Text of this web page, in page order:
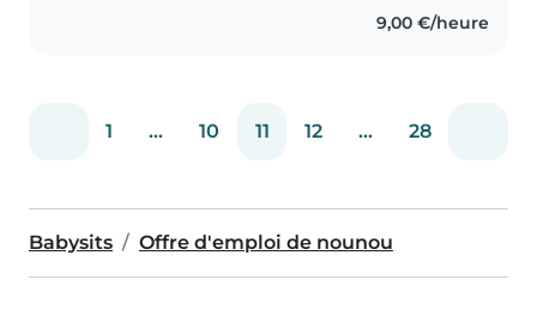
9,00 €/heure
1 ... 10 11 12 ... 28
Babysits Offre d'emploi de nounou